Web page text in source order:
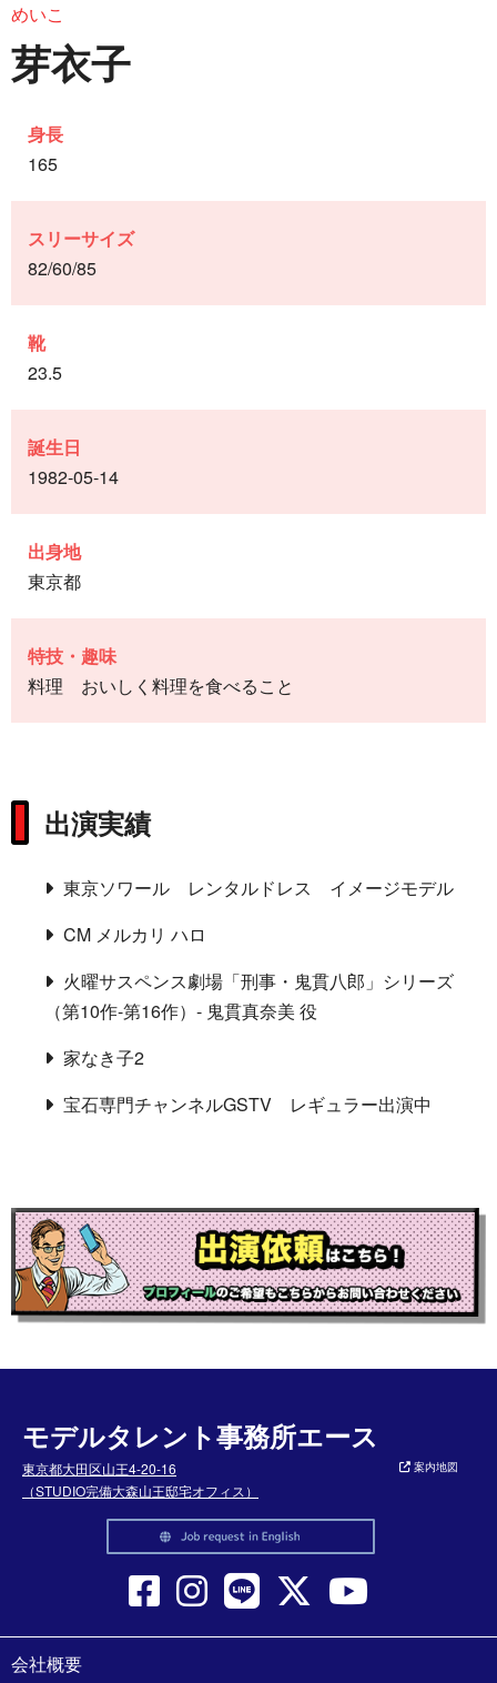
めいこ
芽衣子
身長
165
スリーサイズ
82/60/85
靴
23.5
誕生日
1982-05-14
出身地
東京都
特技・趣味
料理 おいしく料理を食べること
出演実績
東京ソワール レンタルドレス イメージモデル
CM メルカリ ハロ
火曜サスペンス劇場「刑事・鬼貫八郎」シリーズ
（第10作-第16作）- 鬼貫真奈美 役
家なき子2
宝石専門チャンネルGSTV レギュラー出演中
モデルタレント事務所エース
東京都大田区山王4-20-16
（STUDIO完備大森山王邸宅オフィス）
案内地図
会社概要